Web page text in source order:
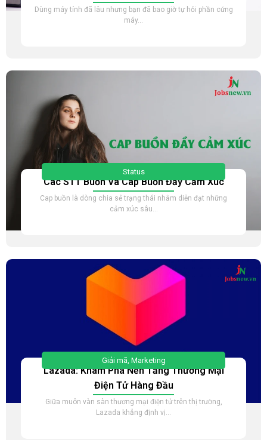
Dùng máy tính đã lâu nhưng bạn đã bao giờ tự hỏi phần cứng
máy...
Status
Các STT Buồn Và Cap Buồn Đầy Cảm Xúc
Cap buồn là dòng chia sẻ trạng thái nhằm diễn đạt những
cảm xúc sâu...
Giải mã, Marketing
Lazada: Khám Phá Nền Tảng Thương Mại
Điện Tử Hàng Đầu
Giữa muôn vàn sàn thương mại điện tử trên thị trường,
Lazada khẳng định vị...